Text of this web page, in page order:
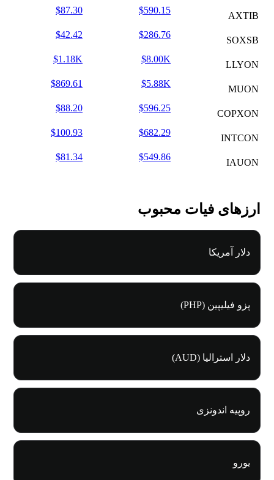
AXTIB
$590.15
$87.30
SOXSB
$286.76
$42.42
LLYON
$8.00K
$1.18K
MUON
$5.88K
$869.61
COPXON
$596.25
$88.20
INTCON
$682.29
$100.93
IAUON
$549.86
$81.34
ارزهای فیات محبوب
دلار آمریکا
پزو فیلیپین (PHP)
دلار استرالیا (AUD)
روپیه اندونزی
یورو